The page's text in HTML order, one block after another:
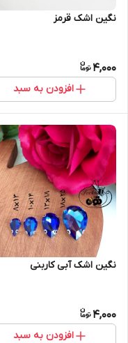
نگین اشک قرمز
4,000
افزودن به سبد
نگین اشک آبی کاربنی
4,000
افزودن به سبد